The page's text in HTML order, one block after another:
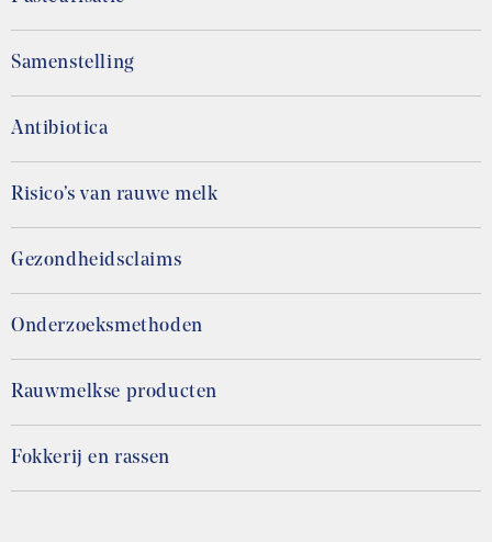
Samenstelling
Antibiotica
Risico’s van rauwe melk
Gezondheidsclaims
Onderzoeksmethoden
Rauwmelkse producten
Fokkerij en rassen